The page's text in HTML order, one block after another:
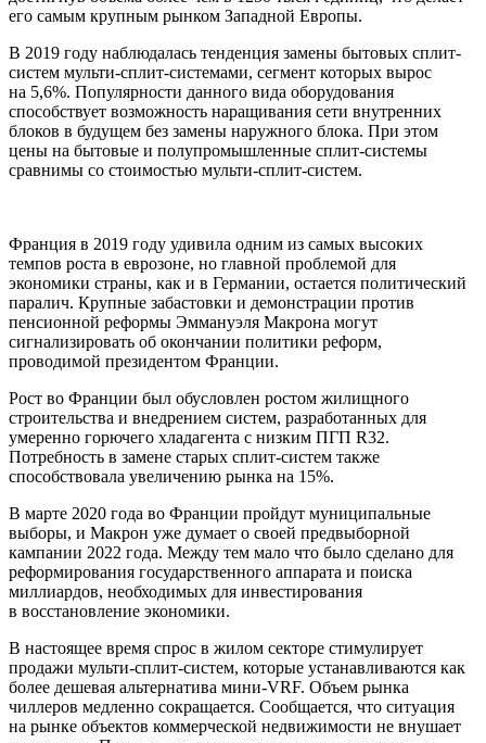
его самым крупным рынком Западной Европы.
В 2019 году наблюдалась тенденция замены бытовых сплит-
систем мульти-сплит-системами, сегмент которых вырос
на 5,6%. Популярности данного вида оборудования
способствует возможность наращивания сети внутренних
блоков в будущем без замены наружного блока. При этом
цены на бытовые и полупромышленные сплит-системы
сравнимы со стоимостью мульти-сплит-систем.
Франция в 2019 году удивила одним из самых высоких
темпов роста в еврозоне, но главной проблемой для
экономики страны, как и в Германии, остается политический
паралич. Крупные забастовки и демонстрации против
пенсионной реформы Эммануэля Макрона могут
сигнализировать об окончании политики реформ,
проводимой президентом Франции.
Рост во Франции был обусловлен ростом жилищного
строительства и внедрением систем, разработанных для
умеренно горючего хладагента с низким ПГП R32.
Потребность в замене старых сплит-систем также
способствовала увеличению рынка на 15%.
В марте 2020 года во Франции пройдут муниципальные
выборы, и Макрон уже думает о своей предвыборной
кампании 2022 года. Между тем мало что было сделано для
реформирования государственного аппарата и поиска
миллиардов, необходимых для инвестирования
в восстановление экономики.
В настоящее время спрос в жилом секторе стимулирует
продажи мульти-сплит-систем, которые устанавливаются как
более дешевая альтернатива мини-VRF. Объем рынка
чиллеров медленно сокращается. Сообщается, что ситуация
на рынке объектов коммерческой недвижимости не внушает